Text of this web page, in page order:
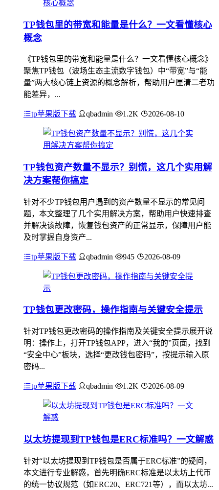
TP钱包里的带宽和能量是什么？一文看懂核心
概念
《TP钱包里的带宽和能量是什么？一文看懂核心概念》
聚焦TP钱包（波场生态主流数字钱包）中“带宽”与“能
量”两大核心链上资源的概念解析，帮助用户厘清二者功
能差异，...
tp苹果版下载 qbadmin 1.2K 2026-08-10
TP钱包资产数量不显示？别慌，这几个实用解
决方案帮你搞定
针对不少TP钱包用户遇到的资产数量不显示的常见问
题，本文整理了几个实用解决方案，帮助用户快速排查
并解决该故障，恢复钱包资产的正常显示，保障用户能
及时掌握自身资产...
tp苹果版下载 qbadmin 945 2026-08-09
TP钱包更改密码，操作指南与关键安全提示
针对TP钱包更改密码的操作指南及关键安全提示展开说
明：操作上，打开TP钱包APP，进入“我的”页面，找到
“安全中心”板块，选择“更改钱包密码”，按提示输入原
密码...
tp苹果版下载 qbadmin 1.2K 2026-08-09
以太坊提现到TP钱包是ERC标准吗？一文解惑
针对“以太坊提现到TP钱包是否属于ERC标准”的疑问，
本文进行专业解惑，首先明确ERC标准是以太坊上代币
的统一协议规范（如ERC20、ERC721等），而以太坊...